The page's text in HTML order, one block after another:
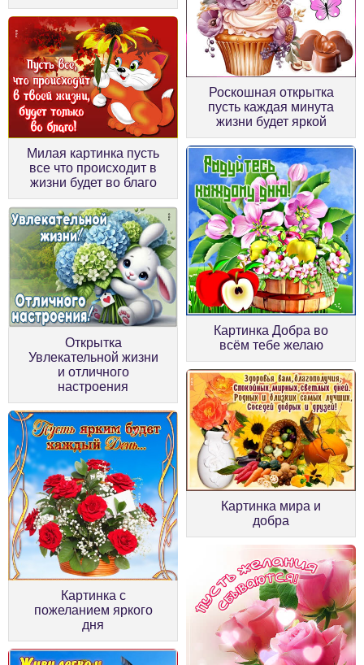
Роскошная открытка
пусть каждая минута
жизни будет яркой
Милая картинка пусть
все что происходит в
жизни будет во благо
Картинка Добра во
всём тебе желаю
Открытка
Увлекательной жизни
и отличного
настроения
Картинка мира и
добра
Картинка с
пожеланием яркого
дня